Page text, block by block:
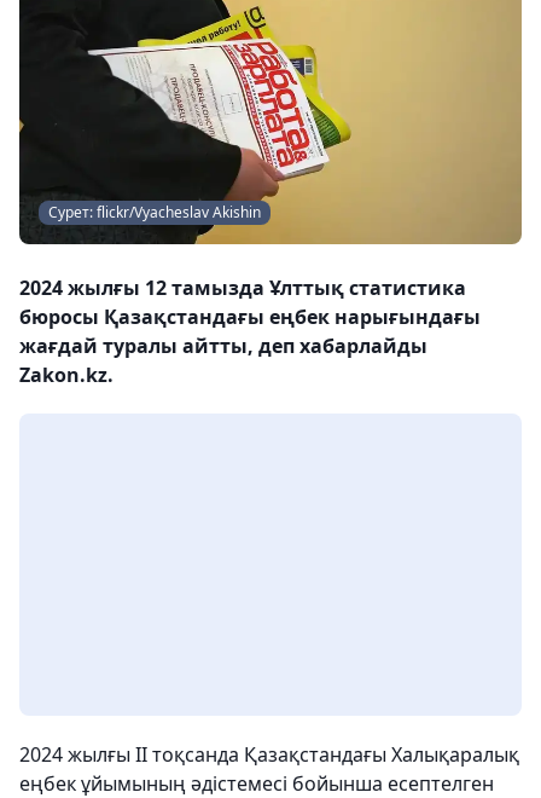
Сурет: flickr/Vyacheslav Akishin
2024 жылғы 12 тамызда Ұлттық статистика
бюросы Қазақстандағы еңбек нарығындағы
жағдай туралы айтты, деп хабарлайды
Zakon.kz.
2024 жылғы II тоқсанда Қазақстандағы Халықаралық
еңбек ұйымының әдістемесі бойынша есептелген